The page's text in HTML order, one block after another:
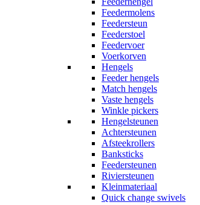
Feedermolens
Feedersteun
Feederstoel
Feedervoer
Voerkorven
Hengels
Feeder hengels
Match hengels
Vaste hengels
Winkle pickers
Hengelsteunen
Achtersteunen
Afsteekrollers
Banksticks
Feedersteunen
Riviersteunen
Kleinmateriaal
Quick change swivels